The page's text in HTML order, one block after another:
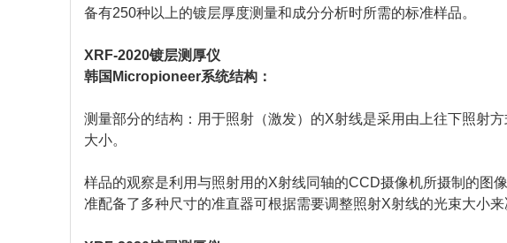
备有250种以上的镀层厚度测量和成分分析时所需的标准样品。
XRF-2020镀层测厚仪
韩国Micropioneer系统结构：
测量部分的结构：用于照射（激发）的X射线是采用由上往下照射
大小。
样品的观察是利用与照射用的X射线同轴的CCD摄像机所摄制的图
准配备了多种尺寸的准直器可根据需要调整照射X射线的光束大小